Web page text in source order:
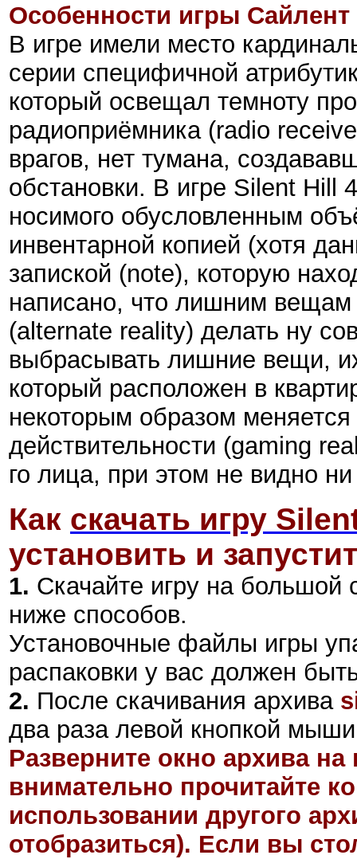
Особенности игры
В игре имели место
серии специфичной
который освещал темноту
радиоприёмника (radio
врагов, нет тумана,
обстановки. В игре Silent Hill
носимого обусловленным
инвентарной копией (хотя
запиской (note), которую
написано, что лишним вещам
(alternate reality) делать ну
выбрасывать лишние вещи,
который расположен в
некоторым образом
действительности (gaming
го лица, при этом не видно ни
Как скачать игру
установить и
1. Скачайте игру на большой
ниже способов.
Установочные файлы игры
распаковки у вас должен
2. После скачивания архива
два раза левой кнопкой
Разверните окно архива на
внимательно прочитайте
использовании другого
отобразиться). Если вы